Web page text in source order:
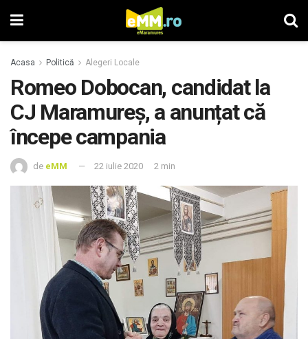
Acasa Politică Alegeri Locale
Romeo Dobocan, candidat la
CJ Maramureș, a anunțat că
începe campania
de eMM 22 iulie 2020 2 min